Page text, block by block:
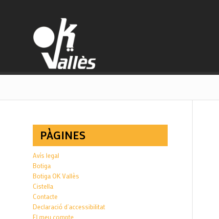
PÀGINES
Avís legal
Botiga
Botiga OK Vallès
Cistella
Contacte
Declaració d’accessibilitat
El meu compte